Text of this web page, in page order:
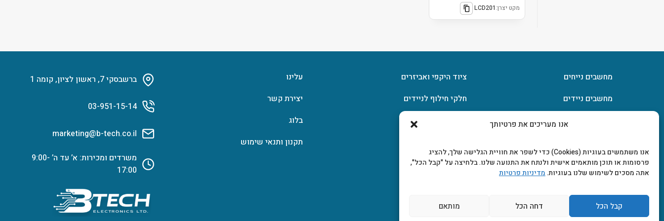
אנו מעריכים את פרטיותך
אנו משתמשים בעוגיות (Cookies) כדי לשפר את חוויית הגלישה שלך, להציג
פרסומות או תוכן מותאמים אישית ולנתח את התנועה שלנו. בלחיצה על "קבל הכל",
אתה מסכים לשימוש שלנו בעוגיות.מדיניות פרטיות
קבל הכל דחה הכל מותאם
מקט יצרן: LCD201
מחשבים נייחים
מחשבים ניידים
ציוד היקפי ואביזרים
חלקי חילוף לניידים
עלינו
יצירת קשר
בלוג
תקנון ותנאי שימוש
ברשבסקי 7, ראשון לציון, קומה 1
03-951-15-14
marketing@b-tech.co.il
משרדים ומכירות: א’ עד ה’ 9:00-
17:00